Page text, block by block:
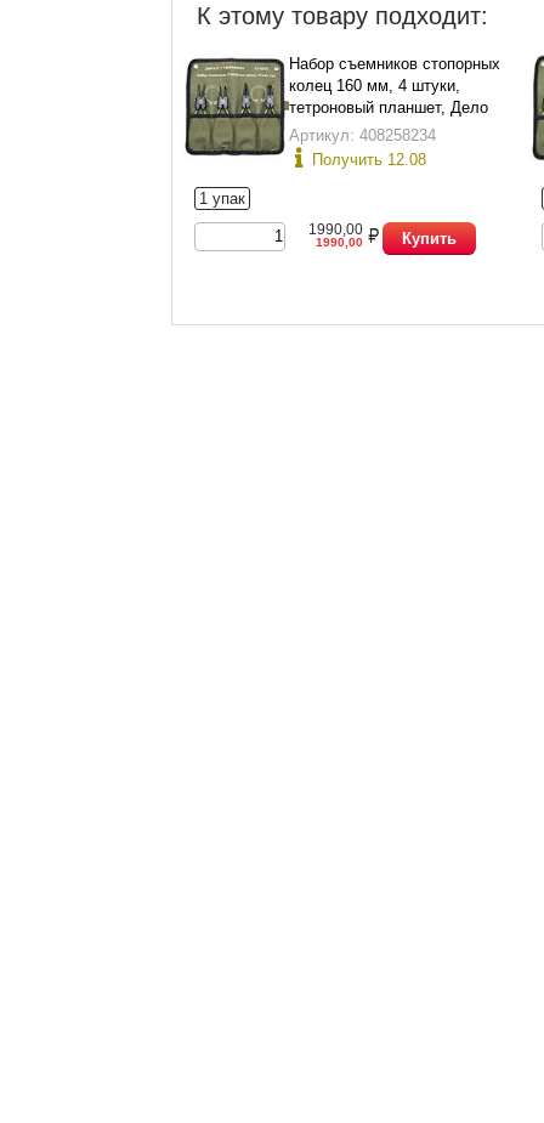
К этому товару подходит:
Набор съемников стопорных
колец 160 мм, 4 штуки,
тетроновый планшет, Дело
Техники 424040
Артикул: 408258234
Получить 12.08
1 упак
1990,00
1990,00 Купить